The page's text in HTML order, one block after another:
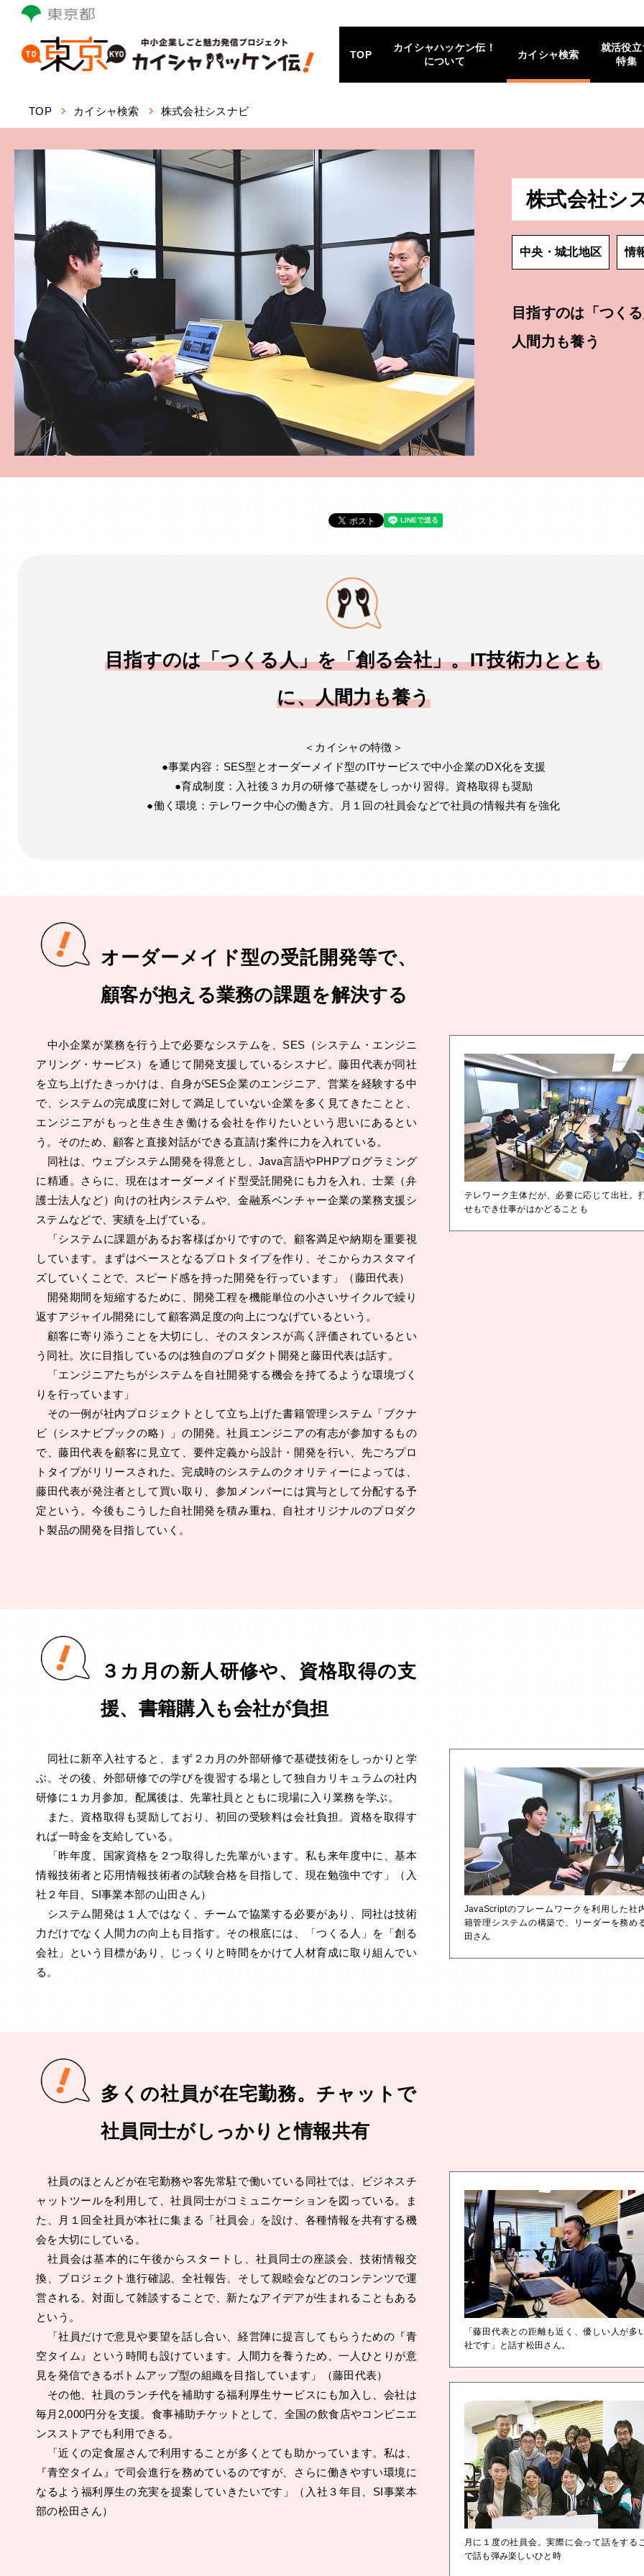
プ
TOP
カイシャハッケン伝！
について
カイシャ検索
就活役立
特集
TOP カイシャ検索 株式会社シスナビ
株式会社シ
中央・城北地区 情
目指すのは「つく
人間力も養う
目指すのは「つくる人」を「創る会社」。IT技術力ととも
に、人間力も養う
＜カイシャの特徴＞
●事業内容：SES型とオーダーメイド型のITサービスで中小企業のDX化を支援
●育成制度：入社後３カ月の研修で基礎をしっかり習得。資格取得も奨励
●働く環境：テレワーク中心の働き方。月１回の社員会などで社員の情報共有を強化
オーダーメイド型の受託開発等で、
顧客が抱える業務の課題を解決する
中小企業が業務を行う上で必要なシステムを、SES（システム・エンジニ
アリング・サービス）を通じて開発支援しているシスナビ。藤田代表が同社
を立ち上げたきっかけは、自身がSES企業のエンジニア、営業を経験する中
で、システムの完成度に対して満足していない企業を多く見てきたことと、
エンジニアがもっと生き生き働ける会社を作りたいという思いにあるとい
う。そのため、顧客と直接対話ができる直請け案件に力を入れている。
同社は、ウェブシステム開発を得意とし、Java言語やPHPプログラミング
に精通。さらに、現在はオーダーメイド型受託開発にも力を入れ、士業（弁
護士法人など）向けの社内システムや、金融系ベンチャー企業の業務支援シ
ステムなどで、実績を上げている。
「システムに課題があるお客様ばかりですので、顧客満足や納期を重要視
しています。まずはベースとなるプロトタイプを作り、そこからカスタマイ
ズしていくことで、スピード感を持った開発を行っています」（藤田代表）
開発期間を短縮するために、開発工程を機能単位の小さいサイクルで繰り
返すアジャイル開発にして顧客満足度の向上につなげているという。
顧客に寄り添うことを大切にし、そのスタンスが高く評価されているとい
う同社。次に目指しているのは独自のプロダクト開発と藤田代表は話す。
「エンジニアたちがシステムを自社開発する機会を持てるような環境づく
りを行っています」
その一例が社内プロジェクトとして立ち上げた書籍管理システム「ブクナ
ビ（シスナビブックの略）」の開発。社員エンジニアの有志が参加するもの
で、藤田代表を顧客に見立て、要件定義から設計・開発を行い、先ごろプロ
トタイプがリリースされた。完成時のシステムのクオリティーによっては、
藤田代表が発注者として買い取り、参加メンバーには賞与として分配する予
定という。今後もこうした自社開発を積み重ね、自社オリジナルのプロダク
ト製品の開発を目指していく。
テレワーク主体だが、必要に応じて出社。
せもでき仕事がはかどることも
３カ月の新人研修や、資格取得の支
援、書籍購入も会社が負担
同社に新卒入社すると、まず２カ月の外部研修で基礎技術をしっかりと学
ぶ。その後、外部研修での学びを復習する場として独自カリキュラムの社内
研修に１カ月参加。配属後は、先輩社員とともに現場に入り業務を学ぶ。
また、資格取得も奨励しており、初回の受験料は会社負担。資格を取得す
れば一時金を支給している。
「昨年度、国家資格を２つ取得した先輩がいます。私も来年度中に、基本
情報技術者と応用情報技術者の試験合格を目指して、現在勉強中です」（入
社２年目、SI事業本部の山田さん）
システム開発は１人ではなく、チームで協業する必要があり、同社は技術
力だけでなく人間力の向上も目指す。その根底には、「つくる人」を「創る
会社」という目標があり、じっくりと時間をかけて人材育成に取り組んでい
る。
JavaScriptのフレームワークを利用した社
籍管理システムの構築で、リーダーを務め
田さん
多くの社員が在宅勤務。チャットで
社員同士がしっかりと情報共有
社員のほとんどが在宅勤務や客先常駐で働いている同社では、ビジネスチ
ャットツールを利用して、社員同士がコミュニケーションを図っている。ま
た、月１回全社員が本社に集まる「社員会」を設け、各種情報を共有する機
会を大切にしている。
社員会は基本的に午後からスタートし、社員同士の座談会、技術情報交
換、プロジェクト進行確認、全社報告、そして親睦会などのコンテンツで運
営される。対面して雑談することで、新たなアイデアが生まれることもある
という。
「社員だけで意見や要望を話し合い、経営陣に提言してもらうための『青
空タイム』という時間も設けています。人間力を養うため、一人ひとりが意
見を発信できるボトムアップ型の組織を目指しています」（藤田代表）
その他、社員のランチ代を補助する福利厚生サービスにも加入し、会社は
毎月2,000円分を支援。食事補助チケットとして、全国の飲食店やコンビニエ
ンスストアでも利用できる。
「近くの定食屋さんで利用することが多くとても助かっています。私は、
『青空タイム』で司会進行を務めているのですが、さらに働きやすい環境に
なるよう福利厚生の充実を提案していきたいです」（入社３年目、SI事業本
部の松田さん）
「藤田代表との距離も近く、優しい人が多
社です」と話す松田さん。
月に１度の社員会。実際に会って話をする
で話も弾み楽しいひと時